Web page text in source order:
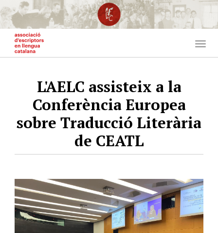
Vés
al
contingut
L'AELC assisteix a la
Conferència Europea
sobre Traducció Literària
de CEATL